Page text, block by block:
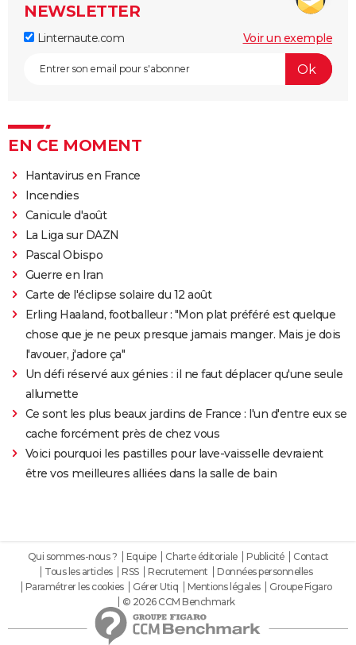
NEWSLETTER
Linternaute.com Voir un exemple
EN CE MOMENT
Hantavirus en France
Incendies
Canicule d'août
La Liga sur DAZN
Pascal Obispo
Guerre en Iran
Carte de l'éclipse solaire du 12 août
Erling Haaland, footballeur : "Mon plat préféré est quelque
chose que je ne peux presque jamais manger. Mais je dois
l'avouer, j'adore ça"
Un défi réservé aux génies : il ne faut déplacer qu'une seule
allumette
Ce sont les plus beaux jardins de France : l'un d'entre eux se
cache forcément près de chez vous
Voici pourquoi les pastilles pour lave-vaisselle devraient
être vos meilleures alliées dans la salle de bain
Qui sommes-nous ? Equipe Charte éditoriale Publicité
Contact
Tous les articles
RSS Recrutement
Données personnelles
Paramétrer les cookies
Gérer Utiq Mentions légales
Groupe Figaro
© 2026 CCM Benchmark